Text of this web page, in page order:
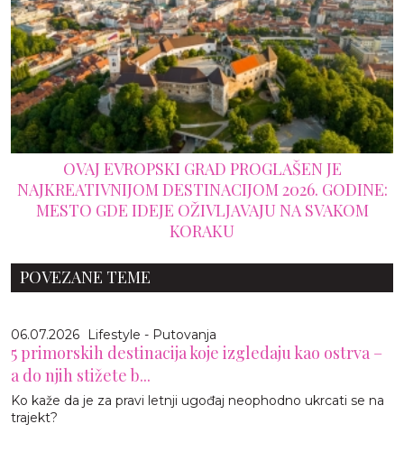
OVAJ EVROPSKI GRAD PROGLAŠEN JE
NAJKREATIVNIJOM DESTINACIJOM 2026. GODINE:
MESTO GDE IDEJE OŽIVLJAVAJU NA SVAKOM
KORAKU
POVEZANE TEME
06.07.2026 Lifestyle - Putovanja
5 primorskih destinacija koje izgledaju kao ostrva –
a do njih stižete b...
Ko kaže da je za pravi letnji ugođaj neophodno ukrcati se na
trajekt?